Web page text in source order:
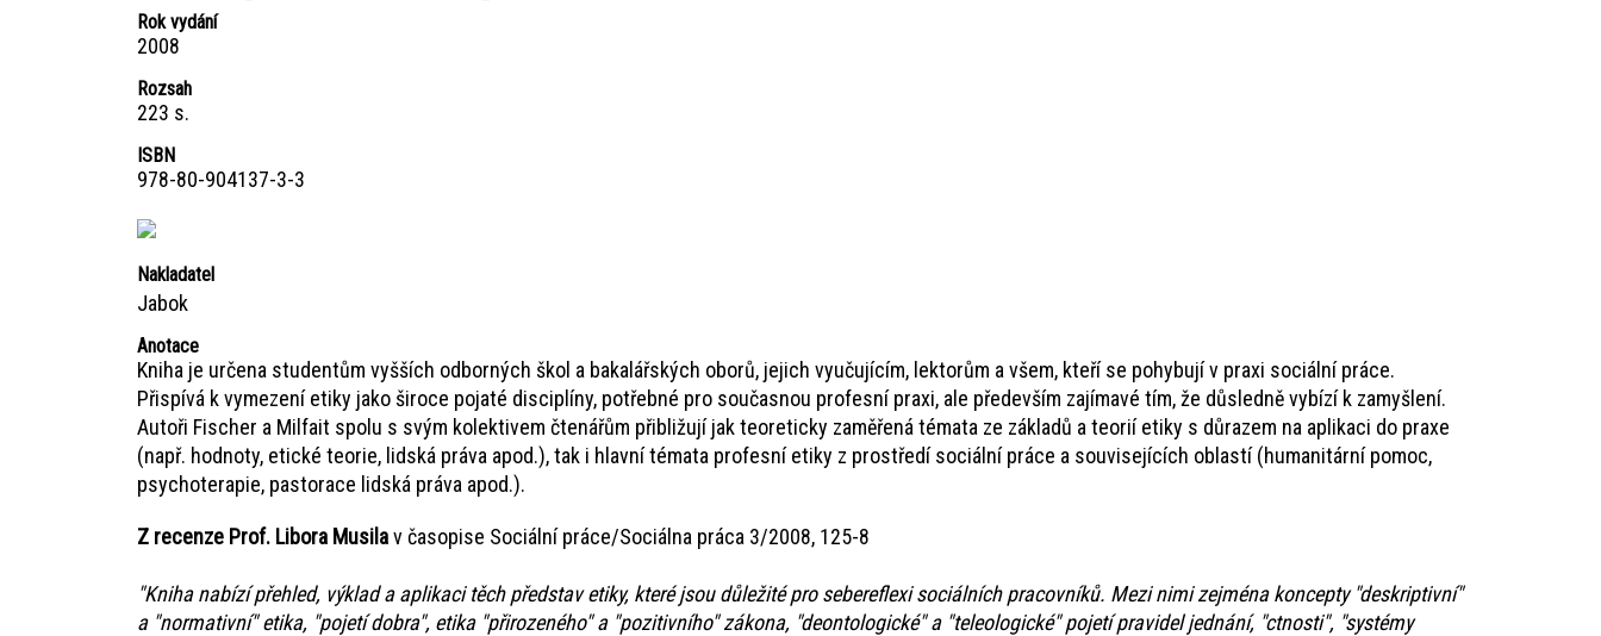
Rok vydání
2008
Rozsah
223 s.
ISBN
978-80-904137-3-3
Nakladatel
Jabok
Anotace
Kniha je určena studentům vyšších odborných škol a bakalářských oborů, jejich vyučujícím, lektorům a všem, kteří se pohybují v praxi sociální práce.
Přispívá k vymezení etiky jako široce pojaté disciplíny, potřebné pro současnou profesní praxi, ale především zajímavé tím, že důsledně vybízí k zamyšlení.
Autoři Fischer a Milfait spolu s svým kolektivem čtenářům přibližují jak teoreticky zaměřená témata ze základů a teorií etiky s důrazem na aplikaci do praxe
(např. hodnoty, etické teorie, lidská práva apod.), tak i hlavní témata profesní etiky z prostředí sociální práce a souvisejících oblastí (humanitární pomoc,
psychoterapie, pastorace lidská práva apod.).
Z recenze Prof. Libora Musilav časopise Sociální práce/Sociálna práca 3/2008, 125-8
"Kniha nabízí přehled, výklad a aplikaci těch představ etiky, které jsou důležité pro sebereflexi sociálních pracovníků. Mezi nimi zejména koncepty "deskriptivní"
a "normativní" etika, "pojetí dobra", etika "přirozeného" a "pozitivního" zákona, "deontologické" a "teleologické" pojetí pravidel jednání, "ctnosti", "systémy